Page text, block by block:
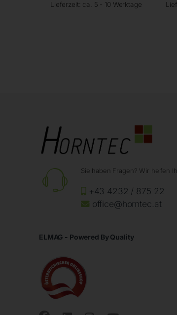
Lieferzeit: ca. 5 - 10 Werktage
Sie haben Fragen? Wir helfen
+43 4232 / 875 22
office@horntec.at
ELMAG - Powered By Quality